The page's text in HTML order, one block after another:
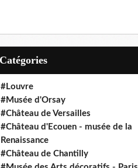
Catégories
#Louvre
#Musée d'Orsay
#Château de Versailles
#Château d'Ecouen - musée de la
Renaissance
#Château de Chantilly